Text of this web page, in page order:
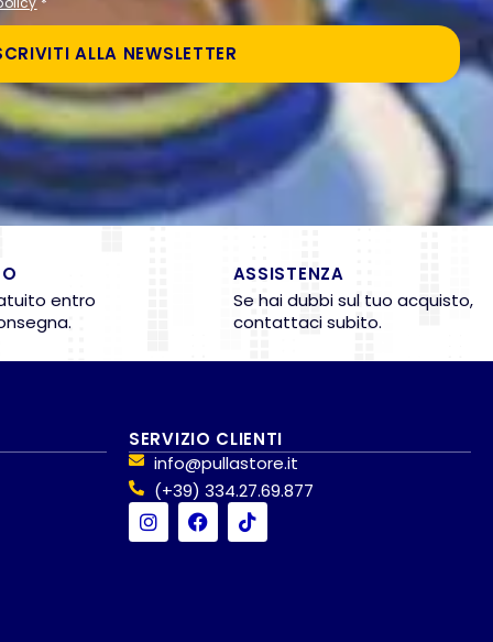
ALLA NEWSLETTER
entro
ASSISTENZA
Se hai dubbi sul tuo acquisto,
contattaci subito.
SERVIZIO CLIENTI
info@pullastore.it
(+39) 334.27.69.877